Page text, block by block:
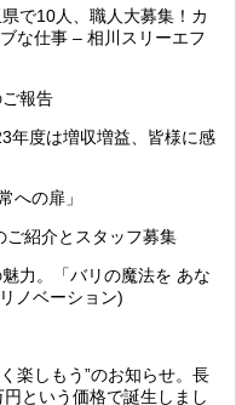
で10人、職人大募集！カ
な仕事 – 相川スリーエフ
報告
年度は増収増益、皆様に感
への扉」
ご紹介とスタッフ募集
力。「バリの魔法を あな
ノベーション)
楽しもう”のお知らせ。長
という価格で誕生しまし